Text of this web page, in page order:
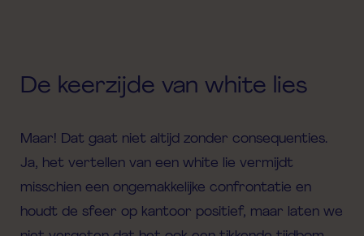
De keerzijde van white lies
Maar! Dat gaat niet altijd zonder consequenties.
Ja, het vertellen van een white lie vermijdt
misschien een ongemakkelijke confrontatie en
houdt de sfeer op kantoor positief, maar laten we